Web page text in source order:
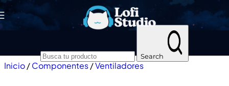
Skip to navigation Skip to main content
Search
Inicio/Componentes/Ventiladores